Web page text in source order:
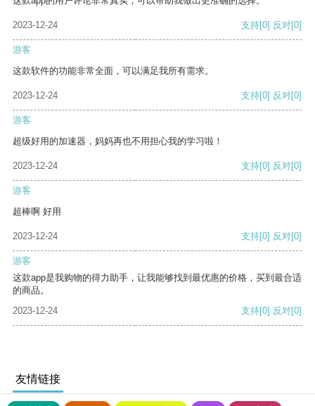
2023-12-24 支持[0] 反对[0]
游客
这款软件的功能非常全面，可以满足我所有需求。
2023-12-24 支持[0] 反对[0]
游客
超级好用的加速器，妈妈再也不用担心我的学习啦！
2023-12-24 支持[0] 反对[0]
游客
超棒啊 好用
2023-12-24 支持[0] 反对[0]
游客
这款app是我购物的得力助手，让我能够找到最优惠的价格，买到最合适
的商品。
2023-12-24
支持[0] 反对[0]
友情链接